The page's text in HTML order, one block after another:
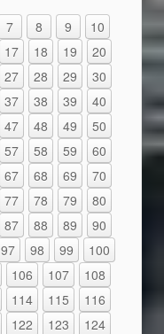
7 8 9
10
17 18 19
20
27 28 29
30
37 38 39
40
47 48 49
50
57 58 59
60
67 68 69
70
77 78 79
80
87 88 89
90
97 98 99
100
106 107
108
114 115
116
122 123
124